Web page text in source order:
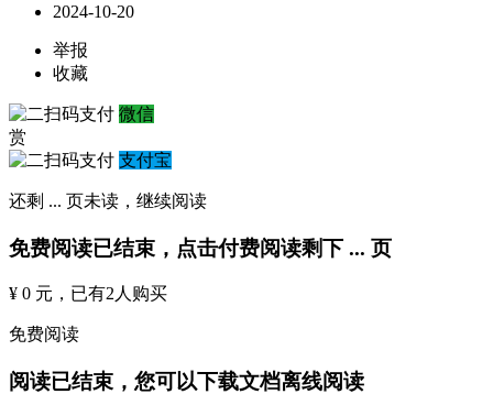
2024-10-20
举报
收藏
微信
赏
支付宝
还剩 ... 页未读， 继续阅读
免费阅读已结束，点击付费阅读剩下 ... 页
¥ 0 元 ，已有2 人购买
免费阅读
阅读已结束，您可以下载文档离线阅读